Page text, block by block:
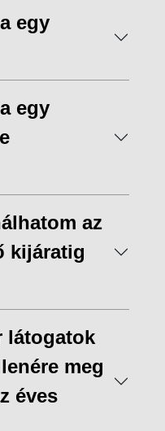
egy
egy
az
kijáratig
látogatok
meg
éves